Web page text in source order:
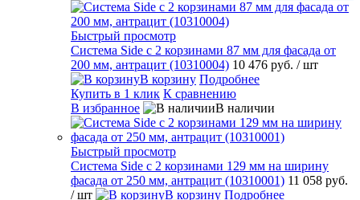
Быстрый просмотр
Система Side с 2 корзинами 87 мм для фасада от
200 мм, антрацит (10310004) 10 476 руб. / шт
В корзину Подробнее
Купить в 1 клик К сравнению
В избранное
В наличии
Быстрый просмотр
Система Side c 2 корзинами 129 мм на ширину
фасада от 250 мм, антрацит (10310001) 11 058 руб.
/ шт
В корзину Подробнее